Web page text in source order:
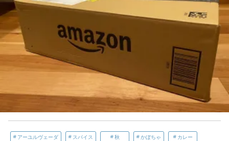
アーユルヴェーダ スパイス 秋 かぼちゃ カレー